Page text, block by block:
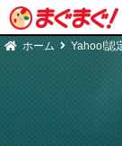
ホーム Yahoo!認